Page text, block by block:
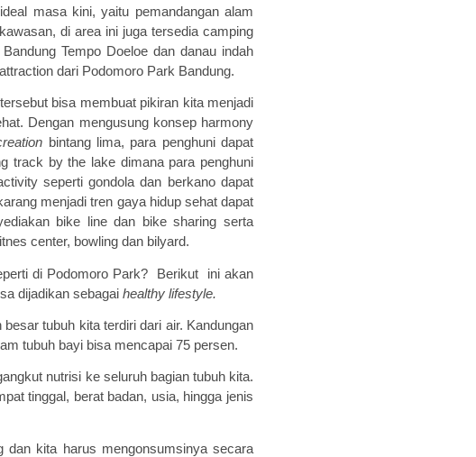
masa kini, yaitu pemandangan alam
di area ini juga tersedia camping
Tempo Doeloe dan danau indah
dari Podomoro Park Bandung.
bisa membuat pikiran kita menjadi
Dengan mengusung konsep harmony
bintang lima, para penghuni dapat
track by the lake dimana para penghuni
seperti gondola dan berkano dapat
menjadi tren gaya hidup sehat dapat
bike line dan bike sharing serta
center, bowling dan bilyard.
di Podomoro Park? Berikut ini akan
dijadikan sebagai healthy lifestyle.
tubuh kita terdiri dari air. Kandungan
tubuh bayi bisa mencapai 75 persen.
nutrisi ke seluruh bagian tubuhkita.
tinggal, berat badan, usia, hingga jenis
dan kita harus mengonsumsinya secara